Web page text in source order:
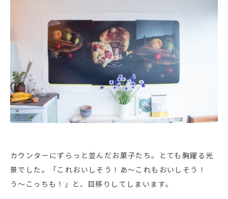
カウンターにずらっと並んだお菓子たち。とても胸躍る光
景でした。「これおいしそう！あ〜これもおいしそう！
う〜こっちも！」と、目移りしてしまいます。